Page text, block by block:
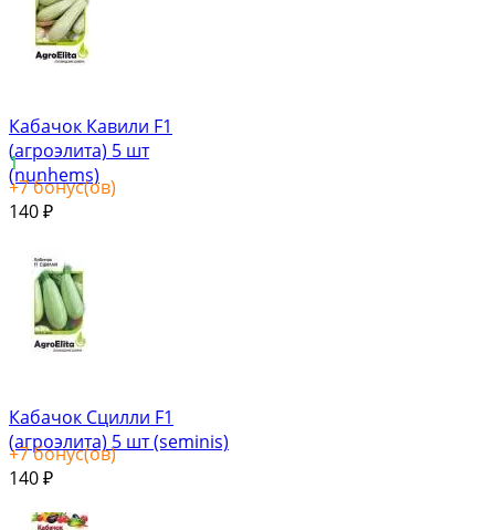
Кабачок Кавили F1
(агроэлита) 5 шт
(nunhems)
1
+7бонус(ов)
140 ₽
Кабачок Сцилли F1
(агроэлита) 5 шт (seminis)
+7бонус(ов)
140 ₽